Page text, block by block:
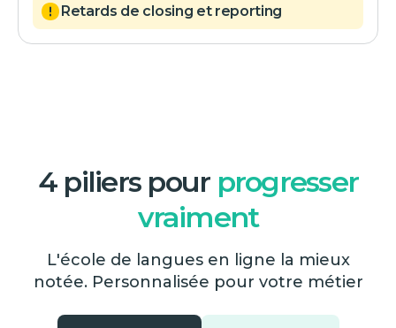
Retards de closing et reporting
4 piliers pour progresser
vraiment
L'école de langues en ligne la mieux
notée. Personnalisée pour votre métier